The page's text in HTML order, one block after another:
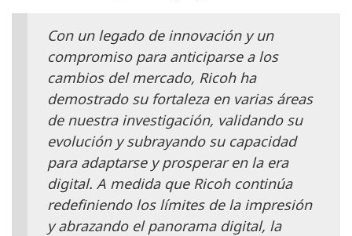
Con un legado de innovación y un
compromiso para anticiparse a los
cambios del mercado, Ricoh ha
demostrado su fortaleza en varias áreas
de nuestra investigación, validando su
evolución y subrayando su capacidad
para adaptarse y prosperar en la era
digital. A medida que Ricoh continúa
redefiniendo los límites de la impresión
y abrazando el panorama digital, la